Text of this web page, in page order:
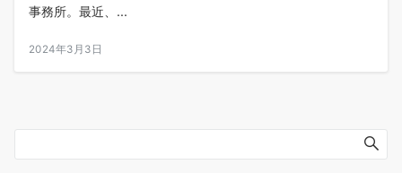
事務所。最近、...
2024年3月3日